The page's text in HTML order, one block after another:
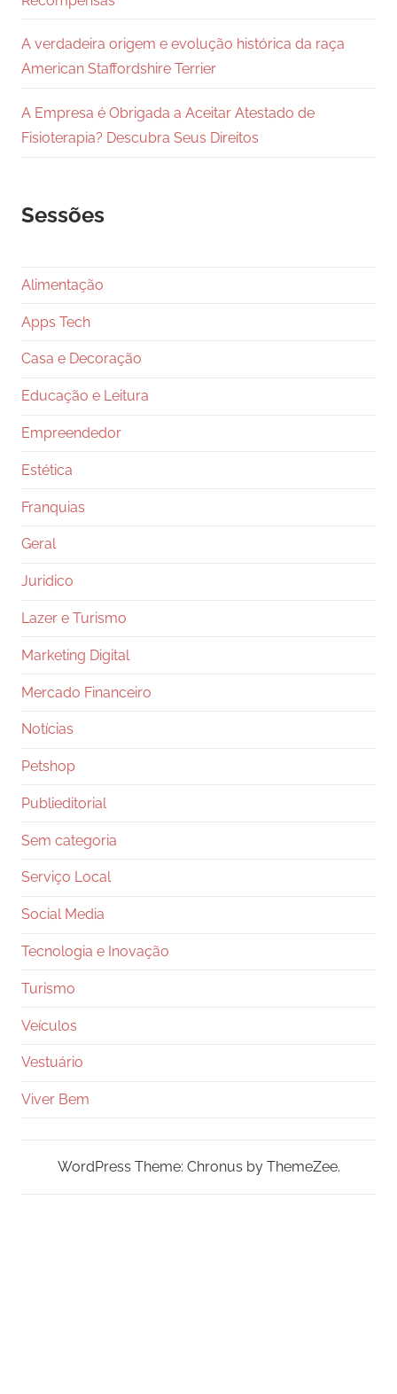
A verdadeira origem e evolução histórica da raça
American Staffordshire Terrier
A Empresa é Obrigada a Aceitar Atestado de
Fisioterapia? Descubra Seus Direitos
Sessões
Alimentação
Apps Tech
Casa e Decoração
Educação e Leitura
Empreendedor
Estética
Franquias
Geral
Juridico
Lazer e Turismo
Marketing Digital
Mercado Financeiro
Notícias
Petshop
Publieditorial
Sem categoria
Serviço Local
Social Media
Tecnologia e Inovação
Turismo
Veículos
Vestuário
Viver Bem
WordPress Theme: Chronus by ThemeZee.